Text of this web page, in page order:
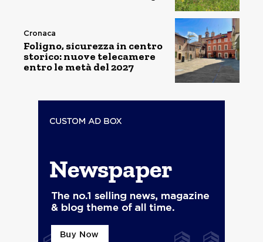
Cronaca
Foligno, sicurezza in centro
storico: nuove telecamere
entro le metà del 2027